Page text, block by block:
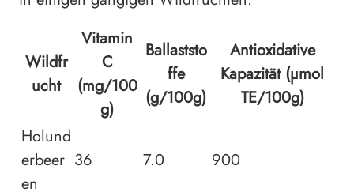
Wildfr
ucht
Vitamin
C
(mg/100
g)
Ballaststo
ffe
(g/100g)
Antioxidative
Kapazität (µmol
TE/100g)
Holund
erbeer
en
36 7.0 900